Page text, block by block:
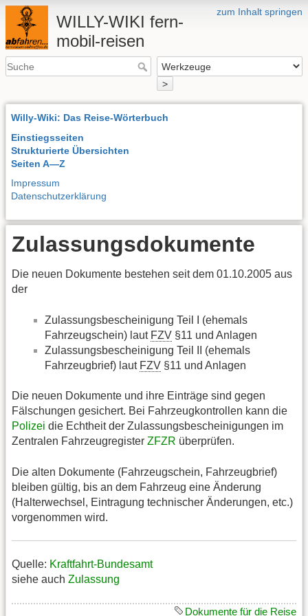
zum Inhalt springen
WILLY-WIKI fern-
mobil-reisen
>
Willy-Wiki: Das Reise-Wörterbuch
Einstiegsseiten
Strukturierte Übersichten
Seiten A—Z
Impressum
Datenschutzerklärung
Zulassungsdokumente
Die neuen Dokumente bestehen seit dem 01.10.2005 aus
der
Zulassungsbescheinigung Teil I (ehemals
Fahrzeugschein) laut FZV §11 und Anlagen
Zulassungsbescheinigung Teil II (ehemals
Fahrzeugbrief) laut FZV §11 und Anlagen
Die neuen Dokumente und ihre Einträge sind gegen
Fälschungen gesichert. Bei Fahrzeugkontrollen kann die
Polizei die Echtheit der Zulassungsbescheinigungen im
Zentralen Fahrzeugregister ZFZR überprüfen.
Die alten Dokumente (Fahrzeugschein, Fahrzeugbrief)
bleiben gültig, bis an dem Fahrzeug eine Änderung
(Halterwechsel, Eintragung technischer Änderungen, etc.)
vorgenommen wird.
Quelle: Kraftfahrt-Bundesamt
siehe auch Zulassung
Dokumente für die Reise